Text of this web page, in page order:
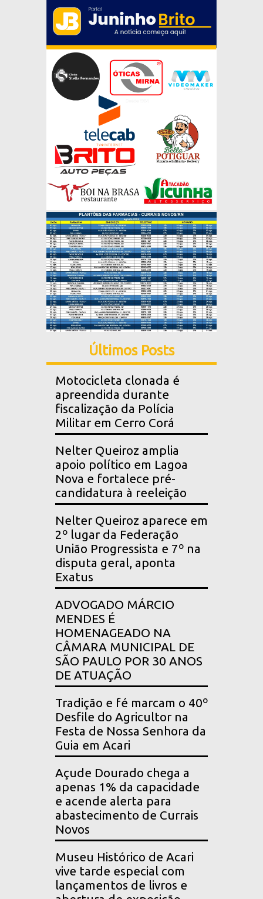
Últimos Posts
Motocicleta clonada é
apreendida durante
fiscalização da Polícia
Militar em Cerro Corá
Nelter Queiroz amplia
apoio político em Lagoa
Nova e fortalece pré-
candidatura à reeleição
Nelter Queiroz aparece em
2º lugar da Federação
União Progressista e 7º na
disputa geral, aponta
Exatus
ADVOGADO MÁRCIO
MENDES É
HOMENAGEADO NA
CÂMARA MUNICIPAL DE
SÃO PAULO POR 30 ANOS
DE ATUAÇÃO
Tradição e fé marcam o 40º
Desfile do Agricultor na
Festa de Nossa Senhora da
Guia em Acari
Açude Dourado chega a
apenas 1% da capacidade
e acende alerta para
abastecimento de Currais
Novos
Museu Histórico de Acari
vive tarde especial com
lançamentos de livros e